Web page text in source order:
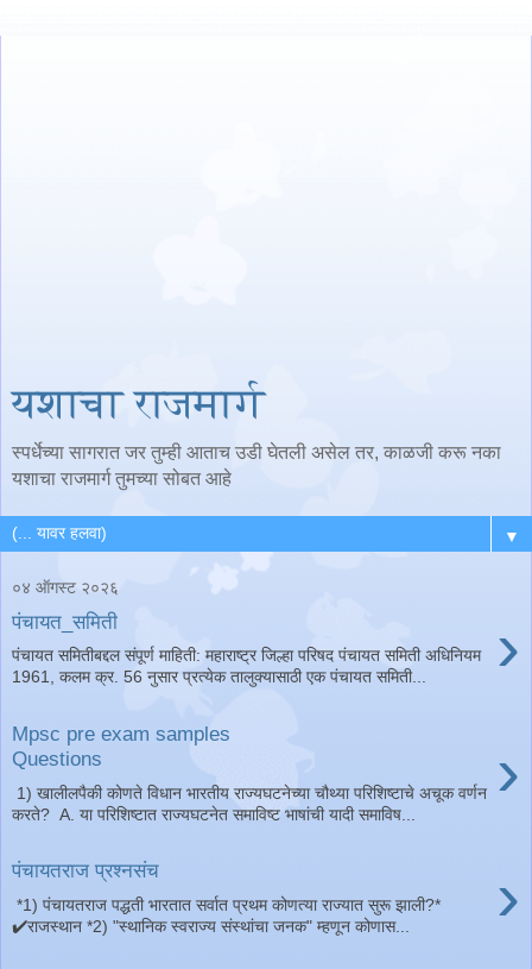
यशाचा राजमार्ग
स्पर्धेच्या सागरात जर तुम्ही आताच उडी घेतली असेल तर, काळजी करू नका
यशाचा राजमार्ग तुमच्या सोबत आहे
▼
०४ ऑगस्ट २०२६
पंचायत_समिती ›
पंचायत समितीबद्दल संपूर्ण माहिती: महाराष्ट्र जिल्हा परिषद पंचायत समिती अधिनियम
1961, कलम क्र. 56 नुसार प्रत्येक तालुक्यासाठी एक पंचायत समिती...
Mpsc pre exam samples
Questions
›
1) खालीलपैकी कोणते विधान भारतीय राज्यघटनेच्या चौथ्या परिशिष्टाचे अचूक वर्णन
करते? A. या परिशिष्टात राज्यघटनेत समाविष्ट भाषांची यादी समाविष...
पंचायतराज प्रश्नसंच ›
*1) पंचायतराज पद्धती भारतात सर्वात प्रथम कोणत्या राज्यात सुरू झाली?*
✔️राजस्थान *2) "स्थानिक स्वराज्य संस्थांचा जनक" म्हणून कोणास...